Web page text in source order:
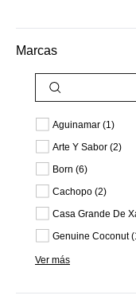
Marcas
Aguinamar (1)
Arte Y Sabor (2)
Born (6)
Cachopo (2)
Casa Grande De
Genuine Coconut
Ver más